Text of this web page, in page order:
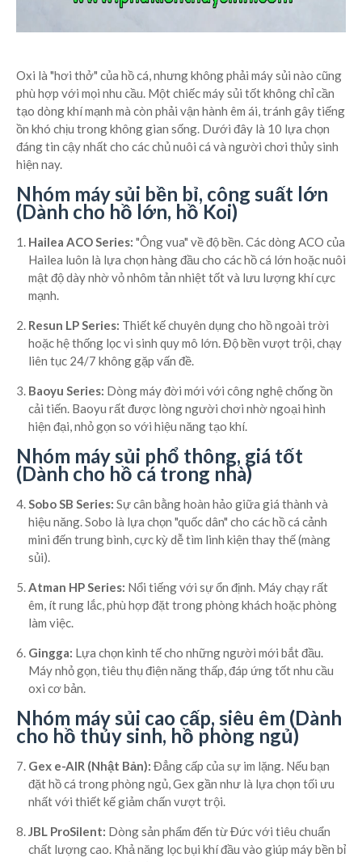
Oxi là "hơi thở" của hồ cá, nhưng không phải máy sủi nào cũng
phù hợp với mọi nhu cầu. Một chiếc máy sủi tốt không chỉ cần
tạo dòng khí mạnh mà còn phải vận hành êm ái, tránh gây tiếng
ồn khó chịu trong không gian sống. Dưới đây là 10 lựa chọn
đáng tin cậy nhất cho các chủ nuôi cá và người chơi thủy sinh
hiện nay.
Nhóm máy sủi bền bỉ, công suất lớn
(Dành cho hồ lớn, hồ Koi)
Hailea ACO Series: "Ông vua" về độ bền. Các dòng ACO của
Hailea luôn là lựa chọn hàng đầu cho các hồ cá lớn hoặc nuôi
mật độ dày nhờ vỏ nhôm tản nhiệt tốt và lưu lượng khí cực
mạnh.
Resun LP Series: Thiết kế chuyên dụng cho hồ ngoài trời
hoặc hệ thống lọc vi sinh quy mô lớn. Độ bền vượt trội, chạy
liên tục 24/7 không gặp vấn đề.
Baoyu Series: Dòng máy đời mới với công nghệ chống ồn
cải tiến. Baoyu rất được lòng người chơi nhờ ngoại hình
hiện đại, nhỏ gọn so với hiệu năng tạo khí.
Nhóm máy sủi phổ thông, giá tốt
(Dành cho hồ cá trong nhà)
Sobo SB Series: Sự cân bằng hoàn hảo giữa giá thành và
hiệu năng. Sobo là lựa chọn "quốc dân" cho các hồ cá cảnh
mini đến trung bình, cực kỳ dễ tìm linh kiện thay thế (màng
sủi).
Atman HP Series: Nổi tiếng với sự ổn định. Máy chạy rất
êm, ít rung lắc, phù hợp đặt trong phòng khách hoặc phòng
làm việc.
Gingga: Lựa chọn kinh tế cho những người mới bắt đầu.
Máy nhỏ gọn, tiêu thụ điện năng thấp, đáp ứng tốt nhu cầu
oxi cơ bản.
Nhóm máy sủi cao cấp, siêu êm (Dành
cho hồ thủy sinh, hồ phòng ngủ)
Gex e-AIR (Nhật Bản): Đẳng cấp của sự im lặng. Nếu bạn
đặt hồ cá trong phòng ngủ, Gex gần như là lựa chọn tối ưu
nhất với thiết kế giảm chấn vượt trội.
JBL ProSilent: Dòng sản phẩm đến từ Đức với tiêu chuẩn
chất lượng cao. Khả năng lọc bụi khí đầu vào giúp máy bền bỉ